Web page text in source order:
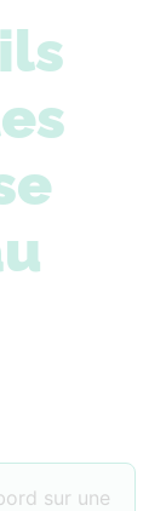
sur une